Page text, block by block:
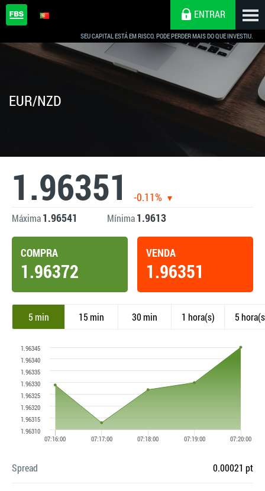
SEU CAPITAL ESTÁ EM RISCO. PODE PERDER MAIS DO QUE INVESTIU.
ENTRAR
EUR/NZD
1.96351 -0.11%
Máxima1.96541 Mínima1.9613
COMPRA
1.96372
VENDA
1.96351
5 min 15 min 30 min 1 hora(s) 5
Spread 0.00021 pt